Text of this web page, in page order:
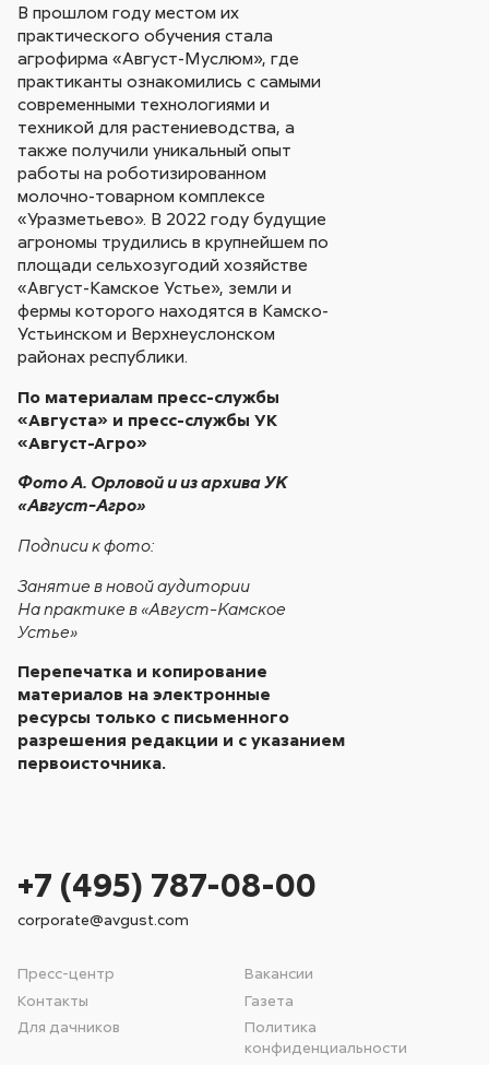
В прошлом году местом их
практического обучения стала
агрофирма «Август-Муслюм», где
практиканты ознакомились с самыми
современными технологиями и
техникой для растениеводства, а
также получили уникальный опыт
работы на роботизированном
молочно-товарном комплексе
«Уразметьево». В 2022 году будущие
агрономы трудились в крупнейшем по
площади сельхозугодий хозяйстве
«Август-Камское Устье», земли и
фермы которого находятся в Камско-
Устьинском и Верхнеуслонском
районах республики.
По материалам пресс-службы
«Августа» и пресс-службы УК
«Август-Агро»
Фото А. Орловой и из архива УК
«Август-Агро»
Подписи к фото:
Занятие в новой аудитории
На практике в «Август-Камское
Устье»
Перепечатка и копирование
материалов на электронные
ресурсы только с письменного
разрешения редакции и с указанием
первоисточника.
Пресс-центр
Вакансии
Контакты
Газета
Для дачников
Политика
конфиденциальности
+7 (495) 787-08-00
corporate@avgust.com